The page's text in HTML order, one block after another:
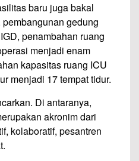
baru juga bakal
gedung
penambahan ruang
menjadi enam
kapasitas ruang ICU
menjadi 17 tempat tidur.
Di antaranya,
akronim dari
kolaboratif, pesantren